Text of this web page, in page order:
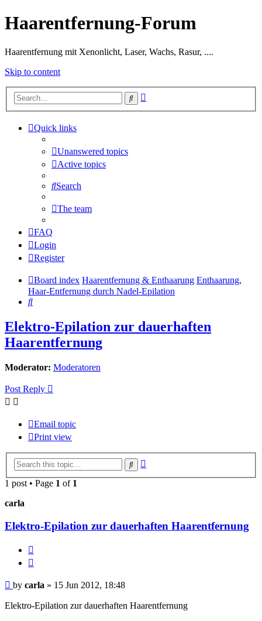
Haarentfernung-Forum
Haarentfernung mit Xenonlicht, Laser, Wachs, Rasur, ....
Skip to content
Search
Quick links
Unanswered topics
Active topics
Search
The team
FAQ
Login
Register
Board index Haarentfernung & Enthaarung Enthaarung,
Haar-Entfernung durch Nadel-Epilation
Search
Elektro-Epilation zur dauerhaften
Haarentfernung
Moderator: Moderatoren
Post Reply
Email topic
Print view
Search
1 post • Page 1 of 1
carla
Elektro-Epilation zur dauerhaften Haarentfernung
post
Post
by carla » 15 Jun 2012, 18:48
Elektro-Epilation zur dauerhaften Haarentfernung